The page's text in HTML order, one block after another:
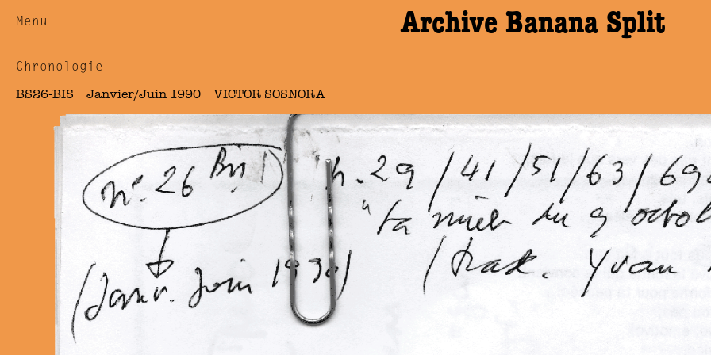
Menu Archive Banana Split
Chronologie
BS26-BIS – Janvier/Juin 1990 – VICTOR SOSNORA